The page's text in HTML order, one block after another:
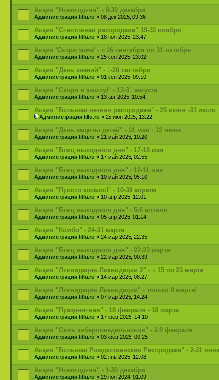
Акция "Новогодняя" - 8-30 декабря
Администрация lillu.ru » 08 дек 2025, 09:36
Акция "Счастливая распродажа" 19-30 ноября
Администрация lillu.ru » 18 ноя 2025, 23:47
Акция 'Скоро зима' - с 26 сентября по 31 октября
Администрация lillu.ru » 25 сен 2025, 23:02
Акция "День знаний" - 1-20 сентября
Администрация lillu.ru » 01 сен 2025, 09:10
Акция "Скоро в школу!" - 13-31 августа
Администрация lillu.ru » 13 авг 2025, 10:54
Акция "Большая летняя распродажа" - 25 июня -31 июля
Администрация lillu.ru » 25 июн 2025, 13:22
Акция "День защиты детей" - 21 мая - 12 июня
Администрация lillu.ru » 21 май 2025, 10:20
Акция "Блиц выходного дня" - 17-18 мая
Администрация lillu.ru » 17 май 2025, 02:55
Акция "Блиц выходного дня" - 10-11 мая
Администрация lillu.ru » 10 май 2025, 05:10
Акция "Просто космос!" - 10-30 апреля
Администрация lillu.ru » 10 апр 2025, 12:01
Акция "Блиц выходного дня" - 5-6 апреля
Администрация lillu.ru » 05 апр 2025, 01:14
Акция "Комбо" - 24-31 марта
Администрация lillu.ru » 24 мар 2025, 22:35
Акция "Блиц выходного дня" - 22-23 марта
Администрация lillu.ru » 22 мар 2025, 00:39
Акция "Ликвидация Ликвидации 2" - с 15 по 23 марта
Администрация lillu.ru » 14 мар 2025, 08:27
Акция "Ликвидация Ликвидации" - только 8 марта!
Администрация lillu.ru » 07 мар 2025, 14:24
Акция "Праздничная" - 18 февраля - 18 марта
Администрация lillu.ru » 17 фев 2025, 14:10
Акция "Семь киберпонедельников" - 3-9 февраля
Администрация lillu.ru » 03 фев 2025, 00:25
Акция "Большая Рождественская Распродажа" - 2-31
Администрация lillu.ru » 02 янв 2025, 12:08
Акция "Новогодняя" - 1-30 декабря
Администрация lillu.ru » 29 ноя 2024, 01:09